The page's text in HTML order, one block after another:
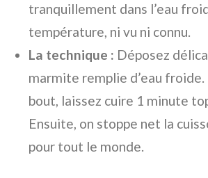
tranquillement dans l’eau
température, ni vu ni connu.
La technique : Déposez
marmite remplie d’eau
bout, laissez cuire 1 minute
Ensuite, on stoppe net la
pour tout le monde.